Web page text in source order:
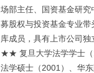
场部主任、国资基金研
募股权与投资基金专业
库成员，具有上市公司独
★★ 复旦大学法学学士（
法学硕士（2001）、华